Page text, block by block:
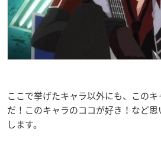
ここで挙げたキャラ以外にも、この
だ！このキャラのココが好き！など
します。